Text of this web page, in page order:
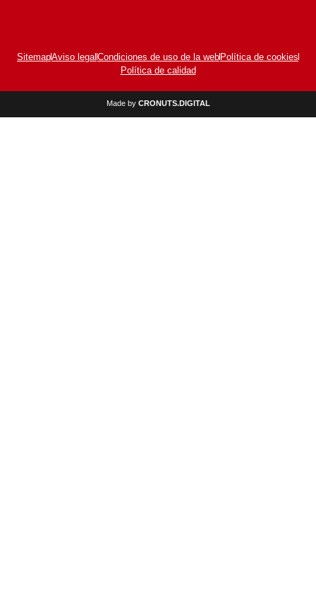
SitemapAviso legal Condiciones de uso de la web Política de cookies
Política de calidad
Made by CRONUTS.DIGITAL